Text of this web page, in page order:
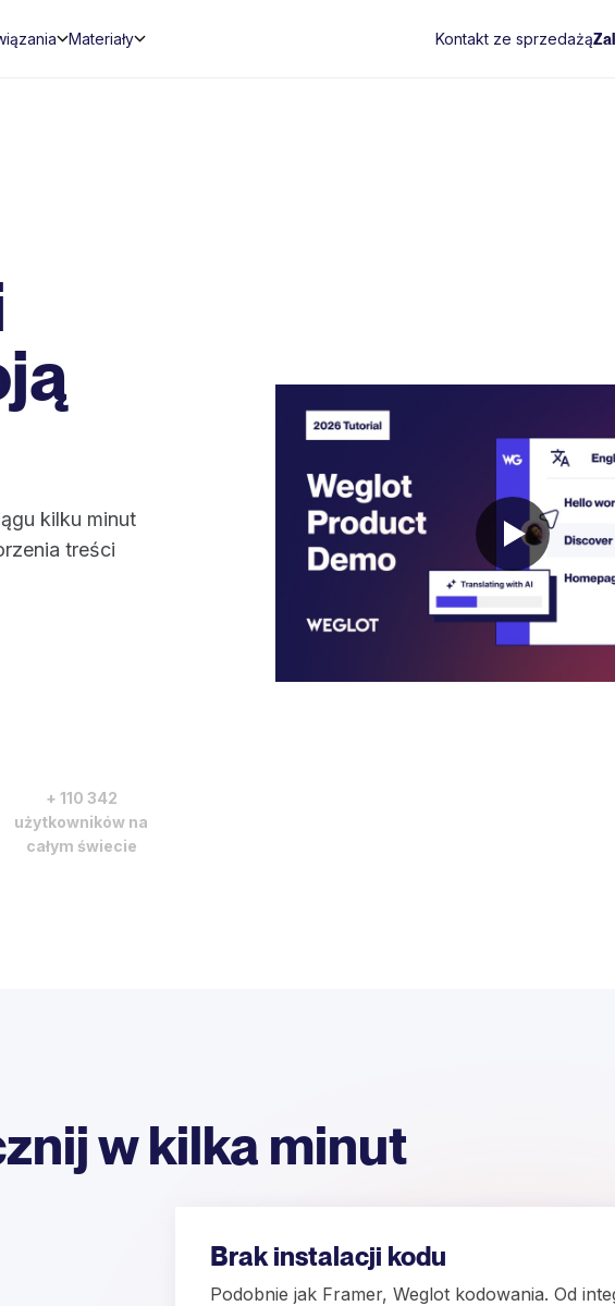
Materiały Kontakt ze sprzedażą
kilku minut
treści
+ 110 342
użytkowników na
całym świecie
w kilka minut
Brak instalacji kodu
Podobnie jak Framer, Weglot kodowania. Od